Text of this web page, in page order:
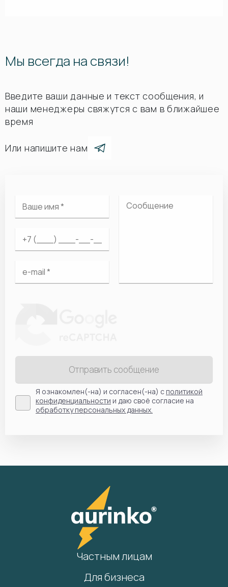
Мы всегда на связи!
Введите ваши данные и текст сообщения, и
наши менеджеры свяжутся с вам в ближайшее
время
Или напишите нам
Отправить сообщение
Я ознакомлен(-на) и согласен(-на) сполитикой
конфиденциальности и даю своё согласие на
обработку персональных данных.
Частным лицам
Для бизнеса